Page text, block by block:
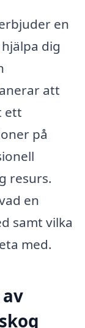
en
dig
att
ett
på
resurs.
en
samt vilka
med.